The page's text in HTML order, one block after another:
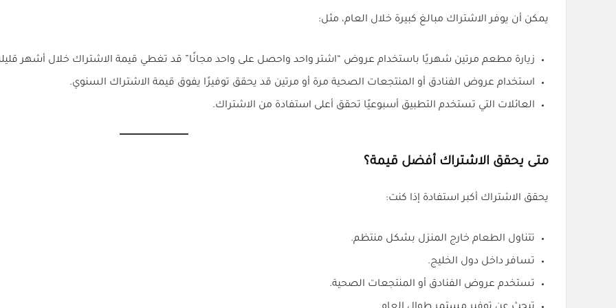
يمكن أن يوفر الاشتراك مبالغ كبيرة خلال العام، مثل:
زيارة مطعم مرتين شهريًا باستخدام عروض “اشتر واحد واحصل على واحد مجانًا” قد تغطي قيمة الاشتراك خلال أشهر
استخدام عروض الفنادق أو المنتجعات الصحية مرة أو مرتين قد يحقق توفيرًا يفوق قيمة الاشتراك السنوي.
العائلات التي تستخدم التطبيق أسبوعيًا تحقق أعلى استفادة من الاشتراك.
متى يحقق الاشتراك أفضل قيمة؟
يحقق الاشتراك أكبر استفادة إذا كنت:
تتناول الطعام خارج المنزل بشكل منتظم.
تسافر داخل دول الخليج.
تستخدم عروض الفنادق أو المنتجعات الصحية.